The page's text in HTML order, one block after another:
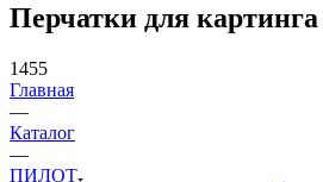
Перчатки для картинга
1455
Главная
—
Каталог
—
ПИЛОТ